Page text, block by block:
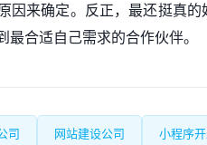
因来确定。反正，最还挺真
最合适自己需求的合作伙伴。
司 网站建设公司 小程序